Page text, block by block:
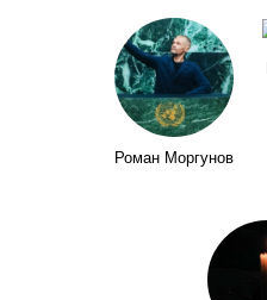
Роман Моргунов